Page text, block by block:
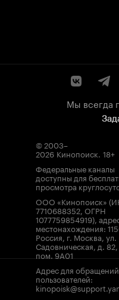
Мы всегда
© 2003–
2026 Кинопоиск. 18+
Федеральные каналы
доступны для
просмотра
ООО «Кинопоиск»
7710688352, ОГРН
1077759854919),
местонахождения:
Россия, г. Москва, ул.
Садовническая, д. 82,
пом. 9А01
Адрес для обращений
пользователей: